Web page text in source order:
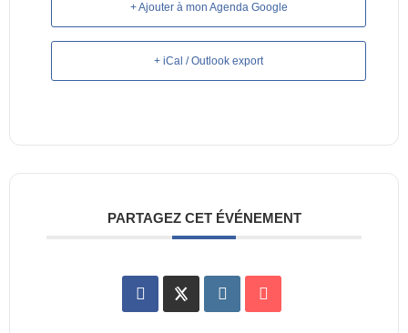
+ Ajouter à mon Agenda Google
+ iCal / Outlook export
PARTAGEZ CET ÉVÉNEMENT